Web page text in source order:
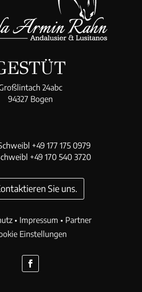
24abc
94327 Bogen
+49 177 175 0979
+49 170 540 3720
Sie uns.
• Impressum • Partner
Einstellungen